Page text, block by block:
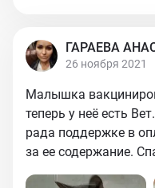
ГАРАЕВА
26 ноября 2021
Малышка
теперь у неё есть
рада поддержке в
за ее содержание.